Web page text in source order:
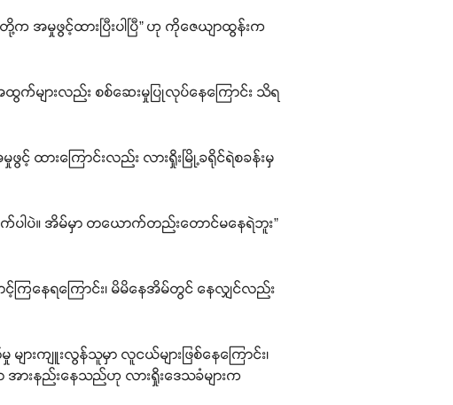
အမှုဖွင့်ထားပြီးပါပြီ” ဟု ကိုဇေယျာထွန်းက
ထွက်များလည်း စစ်ဆေးမှုပြုလုပ်နေကြောင်း သိရ
င့် ထားကြောင်းလည်း လားရှိုးမြို့ခရိုင်ရဲစခန်းမှ
ပါပဲ။ အိမ်မှာ တယောက်တည်းတောင်မနေရဲဘူး”
င့်ကြနေရကြောင်း၊ မိမိနေအိမ်တွင် နေလျှင်လည်း
ျားကျူးလွန်သူမှာ လူငယ်များဖြစ်နေကြောင်း၊
အားနည်းနေသည်ဟု လားရှိုးဒေသခံများက